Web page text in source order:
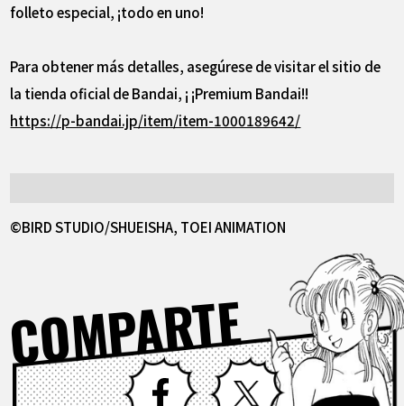
folleto especial, ¡todo en uno!
Para obtener más detalles, asegúrese de visitar el sitio de
la tienda oficial de Bandai, ¡ ¡Premium Bandai!!
https://p-bandai.jp/item/item-1000189642/
©BIRD STUDIO/SHUEISHA, TOEI ANIMATION
COMPARTE
Facebook X